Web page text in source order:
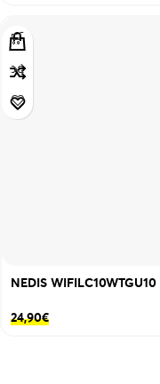
NEDIS WIFILC10WTGU10
24,90€